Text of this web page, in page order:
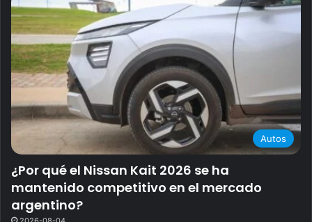
Autos
¿Por qué el Nissan Kait 2026 se ha
mantenido competitivo en el mercado
argentino?